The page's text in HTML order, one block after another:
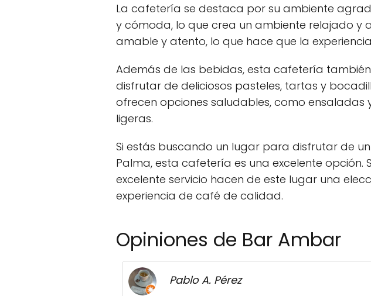
La cafetería se destaca por su ambiente
y cómoda, lo que crea un ambiente relajado y
amable y atento, lo que hace que la
Además de las bebidas, esta cafetería
disfrutar de deliciosos pasteles, tartas y
ofrecen opciones saludables, como
ligeras.
Si estás buscando un lugar para disfrutar de
Palma, esta cafetería es una excelente
excelente servicio hacen de este lugar una
experiencia de café de calidad.
Opiniones de Bar Ambar
Pablo A. Pérez